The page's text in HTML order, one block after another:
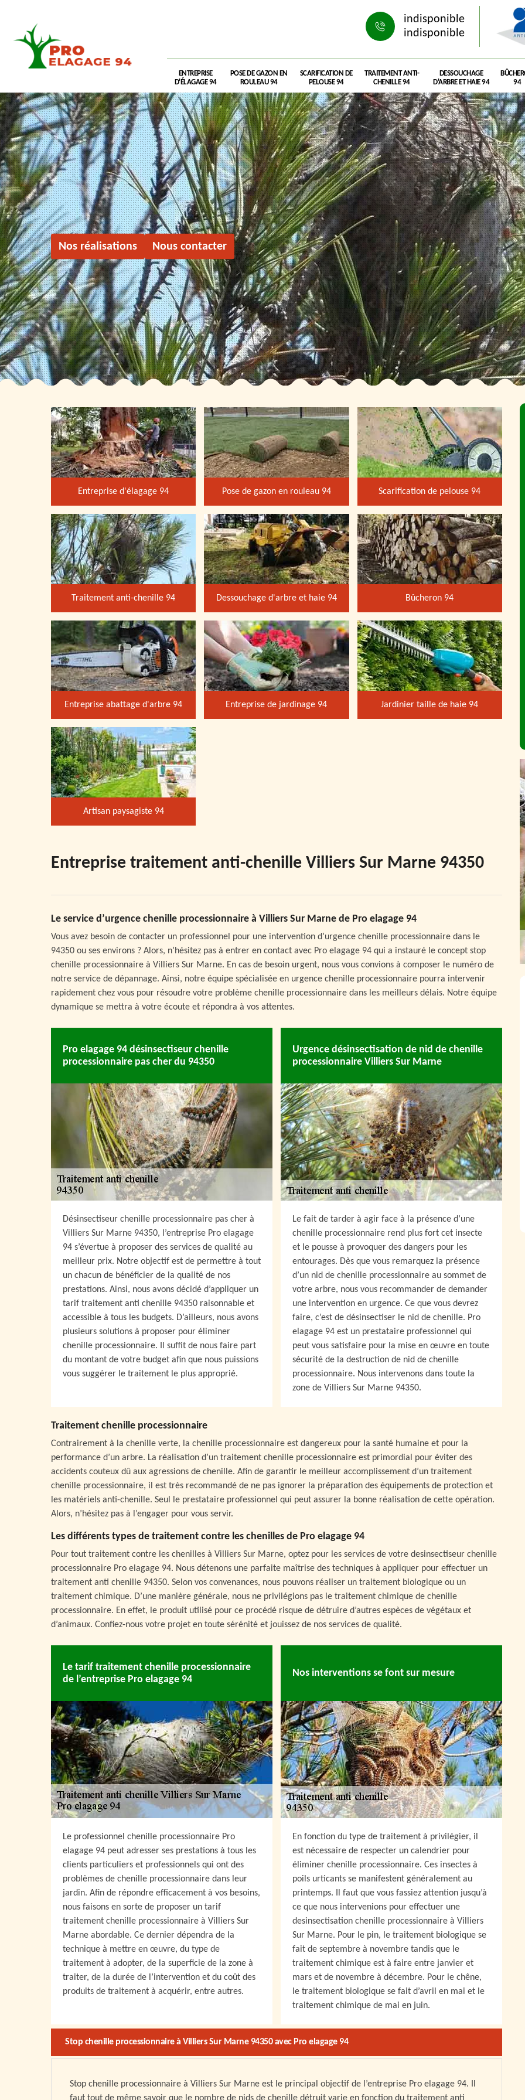
indisponible
indisponible
ENTREPRISE
D'ÉLAGAGE 94
POSE DE GAZON EN
ROULEAU 94
SCARIFICATION DE
PELOUSE 94
TRAITEMENT ANTI-
CHENILLE 94
DESSOUCHAGE
D'ARBRE ET HAIE 94
94
Nos réalisations Nous contacter
Entreprise d'élagage 94 Pose de gazon en rouleau 94 Scarification de pelouse 94
Traitement anti-chenille 94 Dessouchage d'arbre et haie 94 Bûcheron 94
Entreprise abattage d'arbre 94 Entreprise de jardinage 94 Jardinier taille de haie 94
Artisan paysagiste 94
Entreprise traitement anti-chenille Villiers Sur Marne 94350
Le service d’urgence chenille processionnaire à Villiers Sur Marne de Pro elagage 94
Vous avez besoin de contacter un professionnel pour une intervention d’urgence chenille processionnaire dans le
94350 ou ses environs ? Alors, n’hésitez pas à entrer en contact avec Pro elagage 94 qui a instauré le concept stop
chenille processionnaire à Villiers Sur Marne. En cas de besoin urgent, nous vous convions à composer le numéro de
notre service de dépannage. Ainsi, notre équipe spécialisée en urgence chenille processionnaire pourra intervenir
rapidement chez vous pour résoudre votre problème chenille processionnaire dans les meilleurs délais. Notre équipe
dynamique se mettra à votre écoute et répondra à vos attentes.
Pro elagage 94 désinsectiseur chenille
processionnaire pas cher du 94350
Désinsectiseur chenille processionnaire pas cher à
Villiers Sur Marne 94350, l’entreprise Pro elagage
94 s’évertue à proposer des services de qualité au
meilleur prix. Notre objectif est de permettre à tout
un chacun de bénéficier de la qualité de nos
prestations. Ainsi, nous avons décidé d’appliquer un
tarif traitement anti chenille 94350 raisonnable et
accessible à tous les budgets. D’ailleurs, nous avons
plusieurs solutions à proposer pour éliminer
chenille processionnaire. Il suffit de nous faire part
du montant de votre budget afin que nous puissions
vous suggérer le traitement le plus approprié.
Urgence désinsectisation de nid de chenille
processionnaire Villiers Sur Marne
Le fait de tarder à agir face à la présence d’une
chenille processionnaire rend plus fort cet insecte
et le pousse à provoquer des dangers pour les
entourages. Dès que vous remarquez la présence
d’un nid de chenille processionnaire au sommet de
votre arbre, nous vous recommander de demander
une intervention en urgence. Ce que vous devrez
faire, c’est de désinsectiser le nid de chenille. Pro
elagage 94 est un prestataire professionnel qui
peut vous satisfaire pour la mise en œuvre en toute
sécurité de la destruction de nid de chenille
processionnaire. Nous intervenons dans toute la
zone de Villiers Sur Marne 94350.
Traitement chenille processionnaire
Contrairement à la chenille verte, la chenille processionnaire est dangereux pour la santé humaine et pour la
performance d’un arbre. La réalisation d’un traitement chenille processionnaire est primordial pour éviter des
accidents couteux dû aux agressions de chenille. Afin de garantir le meilleur accomplissement d’un traitement
chenille processionnaire, il est très recommandé de ne pas ignorer la préparation des équipements de protection et
les matériels anti-chenille. Seul le prestataire professionnel qui peut assurer la bonne réalisation de cette opération.
Alors, n’hésitez pas à l’engager pour vous servir.
Les différents types de traitement contre les chenilles de Pro elagage 94
Pour tout traitement contre les chenilles à Villiers Sur Marne, optez pour les services de votre desinsectiseur chenille
processionnaire Pro elagage 94. Nous détenons une parfaite maîtrise des techniques à appliquer pour effectuer un
traitement anti chenille 94350. Selon vos convenances, nous pouvons réaliser un traitement biologique ou un
traitement chimique. D’une manière générale, nous ne privilégions pas le traitement chimique de chenille
processionnaire. En effet, le produit utilisé pour ce procédé risque de détruire d’autres espèces de végétaux et
d’animaux. Confiez-nous votre projet en toute sérénité et jouissez de nos services de qualité.
Le tarif traitement chenille processionnaire
de l’entreprise Pro elagage 94
Le professionnel chenille processionnaire Pro
elagage 94 peut adresser ses prestations à tous les
clients particuliers et professionnels qui ont des
problèmes de chenille processionnaire dans leur
jardin. Afin de répondre efficacement à vos besoins,
nous faisons en sorte de proposer un tarif
traitement chenille processionnaire à Villiers Sur
Marne abordable. Ce dernier dépendra de la
technique à mettre en œuvre, du type de
traitement à adopter, de la superficie de la zone à
traiter, de la durée de l’intervention et du coût des
produits de traitement à acquérir, entre autres.
Nos interventions se font sur mesure
En fonction du type de traitement à privilégier, il
est nécessaire de respecter un calendrier pour
éliminer chenille processionnaire. Ces insectes à
poils urticants se manifestent généralement au
printemps. Il faut que vous fassiez attention jusqu’à
ce que nous intervenions pour effectuer une
desinsectisation chenille processionnaire à Villiers
Sur Marne. Pour le pin, le traitement biologique se
fait de septembre à novembre tandis que le
traitement chimique est à faire entre janvier et
mars et de novembre à décembre. Pour le chêne,
le traitement biologique se fait d’avril en mai et le
traitement chimique de mai en juin.
Stop chenille processionnaire à Villiers Sur Marne 94350 avec Pro elagage 94
Stop chenille processionnaire à Villiers Sur Marne est le principal objectif de l’entreprise Pro elagage 94. Il